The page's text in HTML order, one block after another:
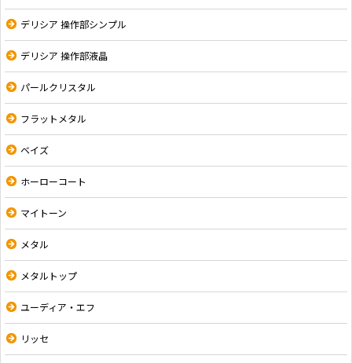
デリシア 操作部シンプル
デリシア 操作部液晶
パールクリスタル
フラットメタル
ベイズ
ホーローコート
マイトーン
メタル
メタルトップ
ユーディア・エフ
リッセ